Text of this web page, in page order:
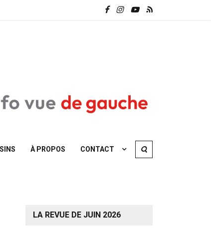
À PROPOS CONTACT
LA REVUE DE JUIN 2026